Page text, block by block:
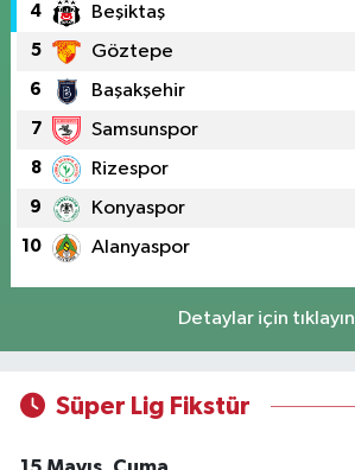
4 Beşiktaş
5 Göztepe
6 Başakşehir
7 Samsunspor
8 Rizespor
9 Konyaspor
10 Alanyaspor
Detaylar için tıklayın
Süper Lig Fikstür